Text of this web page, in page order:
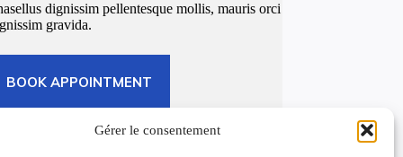
Gérer le consentement
dignissim pellentesque mollis, mauris orci
gravida.
BOOK APPOINTMENT